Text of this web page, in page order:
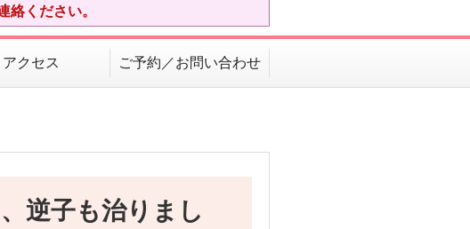
絡ください。
アクセス ご予約／お問い合わせ
逆子も治りまし